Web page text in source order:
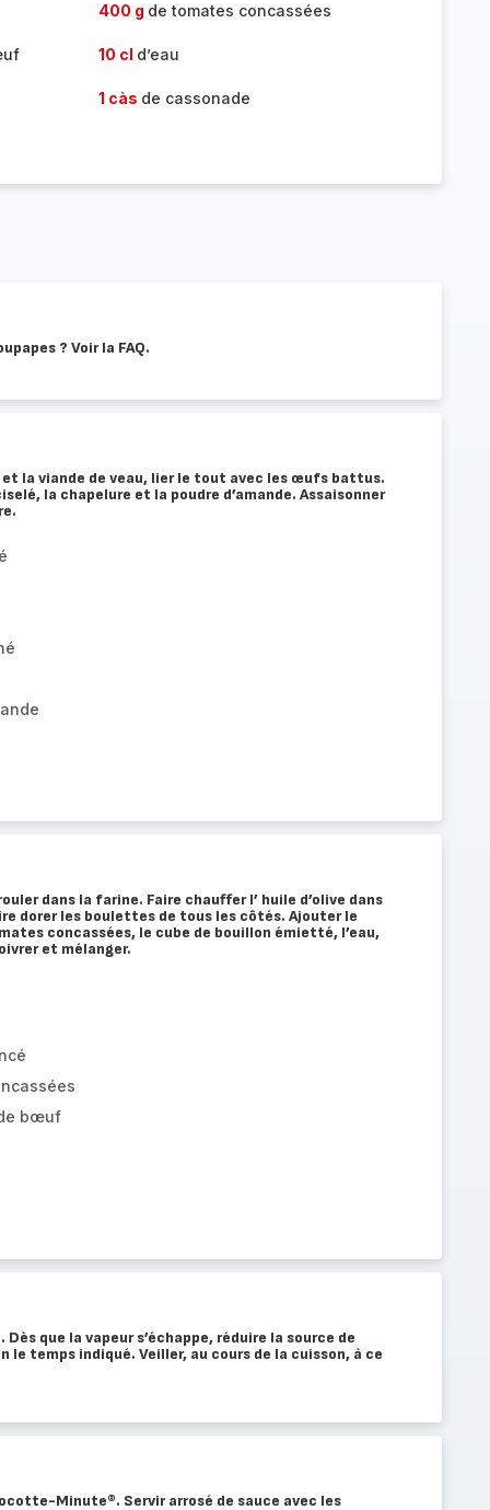
400 g de tomates concassées
10 cl d’eau
1 càs de cassonade
? Voir la FAQ.
la viande de veau, lier le tout avec les œufs battus.
la chapelure et la poudre d’amande. Assaisonner
dans la farine. Faire chauffer l’ huile d’olive dans
dorer les boulettes de tous les côtés. Ajouter le
concassées, le cube de bouillon émietté, l’eau,
et mélanger.
bœuf
que la vapeur s’échappe, réduire la source de
le temps indiqué. Veiller, au cours de la cuisson, à ce
Minute®. Servir arrosé de sauce avec les